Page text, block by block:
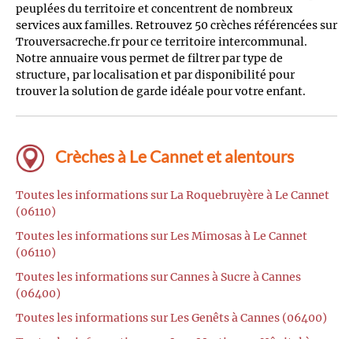
peuplées du territoire et concentrent de nombreux
services aux familles. Retrouvez 50 crèches référencées sur
Trouversacreche.fr pour ce territoire intercommunal.
Notre annuaire vous permet de filtrer par type de
structure, par localisation et par disponibilité pour
trouver la solution de garde idéale pour votre enfant.
Crèches à Le Cannet et alentours
Toutes les informations sur La Roquebruyère à Le Cannet
(06110)
Toutes les informations sur Les Mimosas à Le Cannet
(06110)
Toutes les informations sur Cannes à Sucre à Cannes
(06400)
Toutes les informations sur Les Genêts à Cannes (06400)